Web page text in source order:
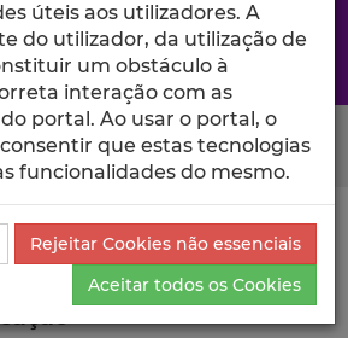
e ciência no Iscte
Descrição Detalhada da
úteis aos utilizadores. A
do utilizador, da utilização de
um obstáculo à
interação com as
portal. Ao usar o portal, o
que estas tecnologias
funcionalidades do mesmo.
Rejeitar Cookies não essenciais
Aceitar todos os Cookies